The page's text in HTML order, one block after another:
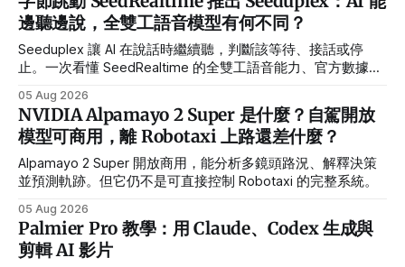
發時間，因為很多事一直冒出來，而時間沒有被增加，原因是
你被認定有 AI 助手，這跟人月神話有異曲同工之妙。聽過一
句最寫實的話，再怎麼會生小孩，也是需要 10 個月才能誕生
阿。 我非常認同，對於需要精密打磨的任務，十個 AI 助手也
沒辦法改變「磨」這件事，就跟十個女人沒辦法一個月生出小
孩一樣。而這也呼應目前的調查上，目前有 44.3% 的讀者用
了 AI 之後工作量不減反增，真正省下的時間，很少變成「輕
鬆」，而是被重新排進更多任務裡。管理者把 AI 當成人力乘
數，但乘出來的常常不是產出，而是期待。 目前已經有 300+
位讀者留下了自己的答案，
邊聽邊說，全雙工語音模型有何不同？
Seeduplex 讓 AI 在說話時繼續聽，判斷該等待、接話或停
止。一次看懂 SeedRealtime 的全雙工語音能力、官方數據與
05 Aug 2026
NVIDIA Alpamayo 2 Super 是什麼？自駕開放
模型可商用，離 Robotaxi 上路還差什麼？
Alpamayo 2 Super 開放商用，能分析多鏡頭路況、解釋決策
並預測軌跡。但它仍不是可直接控制 Robotaxi 的完整系統。
05 Aug 2026
Palmier Pro 教學：用 Claude、Codex 生成與
剪輯 AI 影片